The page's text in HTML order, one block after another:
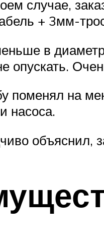
случае,
+ 3мм-
в
опускать.
поменял на
насоса.
объяснил,